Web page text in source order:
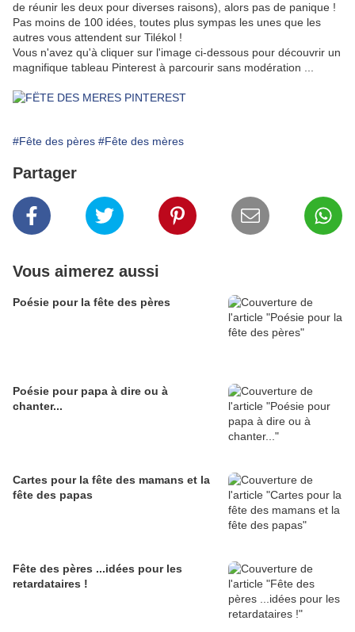
de réunir les deux pour diverses raisons), alors pas de panique !
Pas moins de 100 idées, toutes plus sympas les unes que les
autres vous attendent sur Tilékol !
Vous n'avez qu'à cliquer sur l'image ci-dessous pour découvrir un
magnifique tableau Pinterest à parcourir sans modération ...
#Fête des pères #Fête des mères
Partager
Vous aimerez aussi
Poésie pour la fête des pères
Poésie pour papa à dire ou à
chanter...
Cartes pour la fête des mamans et la
fête des papas
Fête des pères ...idées pour les
retardataires !